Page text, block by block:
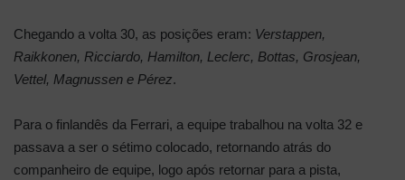
Chegando a volta 30, as posições eram: Verstappen,
Raikkonen, Ricciardo, Hamilton, Leclerc, Bottas, Grosjean,
Vettel, Magnussen e Pérez.
Para o finlandês da Ferrari, a equipe trabalhou na volta 32 e
passava a ser o sétimo colocado, retornando atrás do
companheiro de equipe, logo após retornar para a pista,